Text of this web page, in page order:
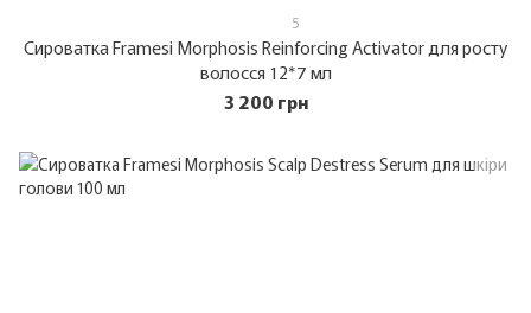
5
Сироватка Framesi Morphosis Reinforcing Activator для росту
волосся 12*7 мл
3 200 грн